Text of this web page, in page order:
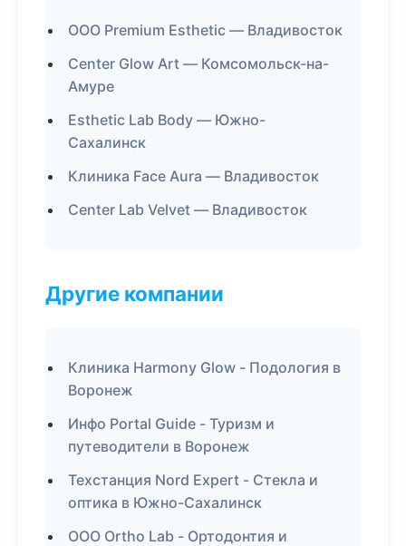
ООО Premium Esthetic — Владивосток
Center Glow Art — Комсомольск-на-
Амуре
Esthetic Lab Body — Южно-
Сахалинск
Клиника Face Aura — Владивосток
Center Lab Velvet — Владивосток
Другие компании
Клиника Harmony Glow - Подология в
Воронеж
Инфо Portal Guide - Туризм и
путеводители в Воронеж
Техстанция Nord Expert - Стекла и
оптика в Южно-Сахалинск
ООО Ortho Lab - Ортодонтия и